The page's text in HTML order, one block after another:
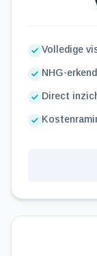
Volledige
NHG-
Direct